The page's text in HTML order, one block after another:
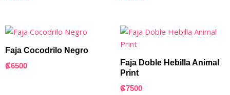
Faja Cocodrilo Negro
₡6500
Faja Doble Hebilla Animal
Print
₡7500